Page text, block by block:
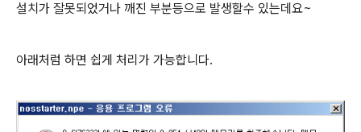
설치가 잘못되었거나 깨진 부분등으로 발생할수 있는데요~
아래처럼 하면 쉽게 처리가 가능합니다.